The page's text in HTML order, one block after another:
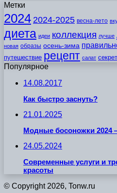
Метки
2024 2024-2025 весна-лето
диета идеи коллекция лучше
новая образы осень-зима
путешествие рецепт салат
Популярное
14.08.2017
Как быстро заснуть?
21.01.2025
Модные босоножки 2024
24.05.2024
Современные услуги и
красоты
© Copyright 2026, Tonw.ru